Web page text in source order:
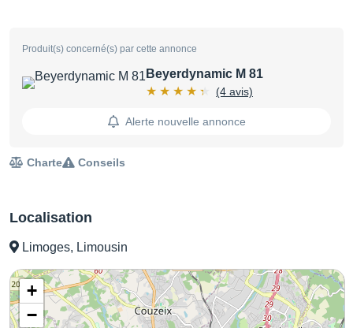
Localisation
Limoges, Limousin
+
−
Produit(s) concerné(s) par cette annonce
Beyerdynamic M 81
(4 avis)
Alerte nouvelle annonce
Charte Conseils